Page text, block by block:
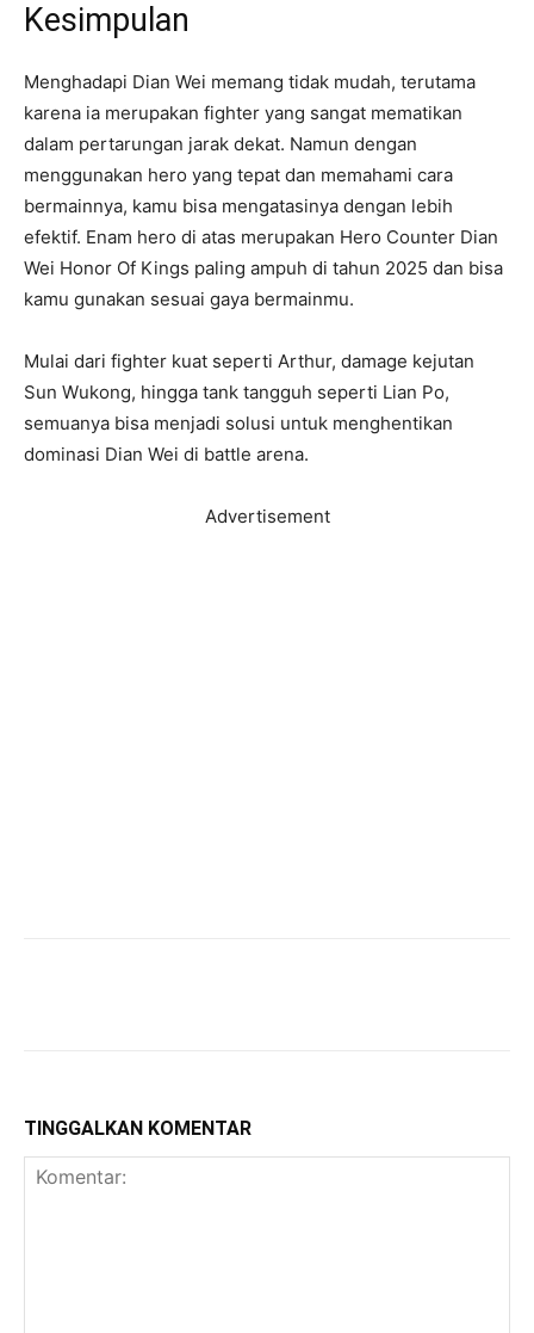
Kesimpulan
Menghadapi Dian Wei memang tidak mudah, terutama
karena ia merupakan fighter yang sangat mematikan
dalam pertarungan jarak dekat. Namun dengan
menggunakan hero yang tepat dan memahami cara
bermainnya, kamu bisa mengatasinya dengan lebih
efektif. Enam hero di atas merupakan Hero Counter Dian
Wei Honor Of Kings paling ampuh di tahun 2025 dan bisa
kamu gunakan sesuai gaya bermainmu.
Mulai dari fighter kuat seperti Arthur, damage kejutan
Sun Wukong, hingga tank tangguh seperti Lian Po,
semuanya bisa menjadi solusi untuk menghentikan
dominasi Dian Wei di battle arena.
Advertisement
TINGGALKAN KOMENTAR